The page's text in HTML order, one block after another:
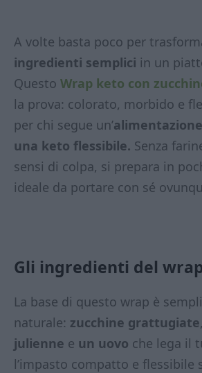
A volte basta poco per
ingredienti semplici in un
Questo Wrap keto con
la prova: colorato, morbido e
per chi segue un’
una keto flessibile. Senza
sensi di colpa, si prepara in
ideale da portare con sé
Gli ingredienti del
La base di questo wrap è
naturale: zucchine grattugiate,
julienne e un uovo che lega il
l’impasto compatto e flessibile